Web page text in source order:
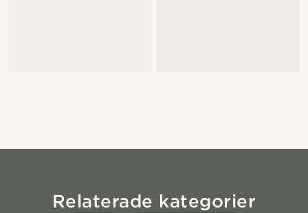
Relaterade kategorier